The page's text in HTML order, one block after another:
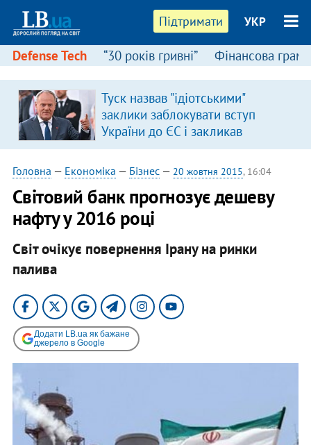
Підтримати УКР
Defense Tech “30 років гривні” Фінансова
Туск назвав "ідіотськими"
заклики заблокувати вступ
України до ЄС і закликав
припинити антиукраїнську
риторику
Головна — Економіка — Бізнес— 20 жовтня 2015, 16:04
Світовий банк прогнозує дешеву
нафту у 2016 році
Світ очікує повернення Ірану на ринки
палива
Додати LB.ua як бажане
джерело в Google